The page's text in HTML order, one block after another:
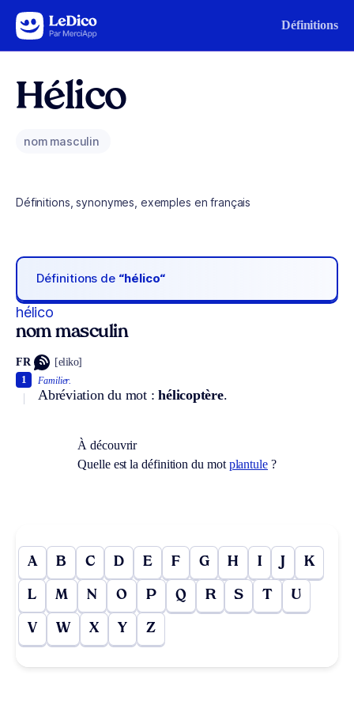
Aller au contenu Définitions
Hélico
nom masculin
Définitions, synonymes, exemples en français
Définitions de “hélico“
hélico
nom masculin
FR [eliko]
Familier.
Abréviation du mot :hélicoptère.
1
À découvrir
Quelle est la définition du mot plantule?
A B C D E F G H I J K
L M N O P Q R S T U
V W X Y Z